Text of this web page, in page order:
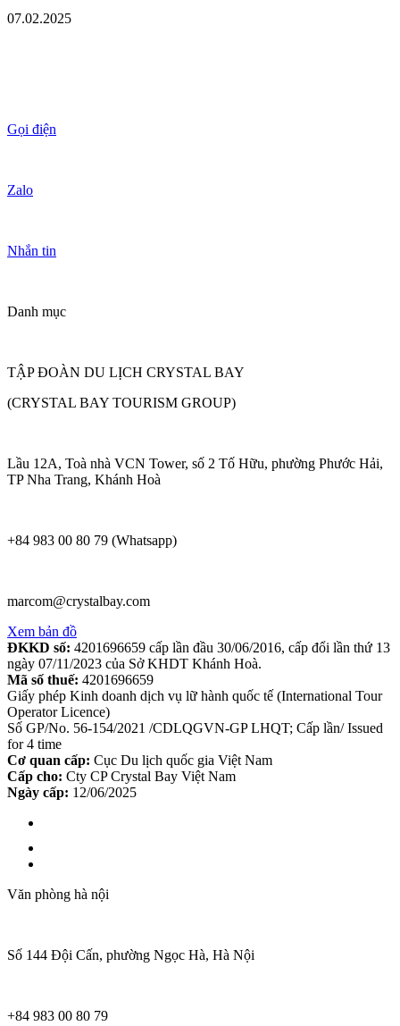
07.02.2025
Gọi điện
Zalo
Nhắn tin
Danh mục
TẬP ĐOÀN DU LỊCH CRYSTAL BAY
(CRYSTAL BAY TOURISM GROUP)
Lầu 12A, Toà nhà VCN Tower, số 2 Tố Hữu, phường Phước Hải,
TP Nha Trang, Khánh Hoà
+84 983 00 80 79 (Whatsapp)
marcom@crystalbay.com
Xem bản đồ
ĐKKD số: 4201696659 cấp lần đầu 30/06/2016, cấp đổi lần thứ 13
ngày 07/11/2023 của Sở KHDT Khánh Hoà.
Mã số thuế: 4201696659
Giấy phép Kinh doanh dịch vụ lữ hành quốc tế (International Tour
Operator Licence)
Số GP/No. 56-154/2021 /CDLQGVN-GP LHQT; Cấp lần/ Issued
for 4 time
Cơ quan cấp: Cục Du lịch quốc gia Việt Nam
Cấp cho: Cty CP Crystal Bay Việt Nam
Ngày cấp: 12/06/2025
Văn phòng hà nội
Số 144 Đội Cấn, phường Ngọc Hà, Hà Nội
+84 983 00 80 79